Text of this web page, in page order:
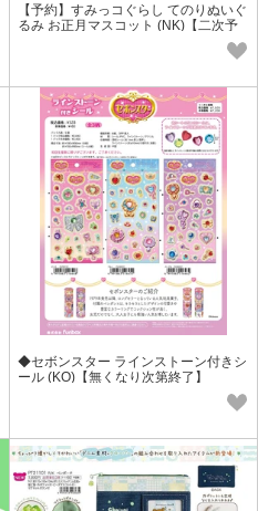
【予約】すみっコぐらし てのりぬいぐ
るみ お正月マスコット (NK)【二次予
◆セボンスター ラインストーン付きシ
ール (KO)【無くなり次第終了】